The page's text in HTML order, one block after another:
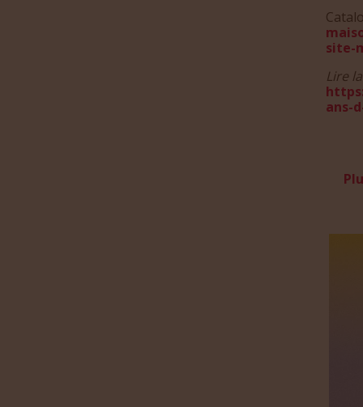
site-
Lire
ans-